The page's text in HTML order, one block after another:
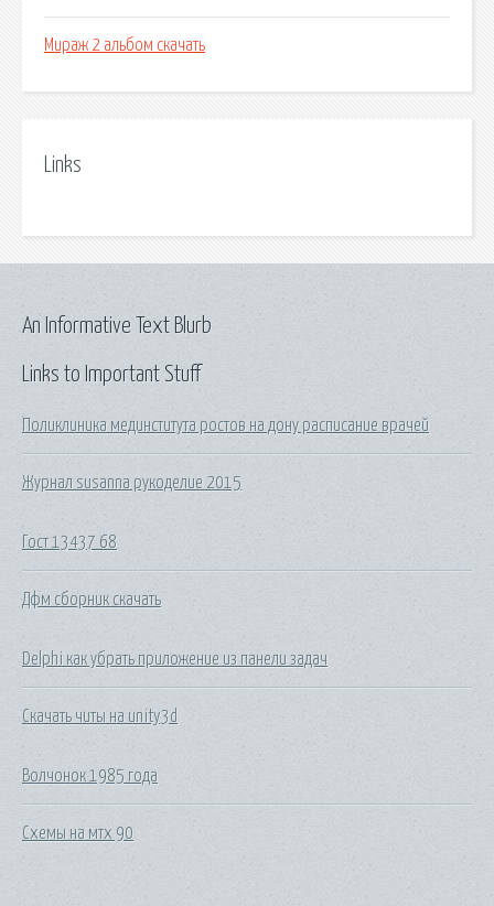
Мираж 2 альбом скачать
Links
Links to Important Stuff
Поликлиника мединститута ростов на дону расписание врачей
Журнал susanna рукоделие 2015
Гост 13437 68
Дфм сборник скачать
Delphi как убрать приложение из панели задач
Скачать читы на unity3d
Волчонок 1985 года
Схемы на мтх 90
An Informative Text Blurb